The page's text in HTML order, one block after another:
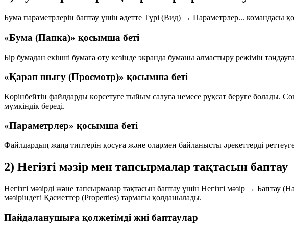
Бума параметрлерін баптау үшін әдетте Түрі (Вид) → Параметрлер... командасы
«Бума (Папка)» қосымша беті
Бір бумадан екінші бумаға өту кезінде экранда буманы алмастыру режімін
«Қарап шығу (Просмотр)» қосымша беті
Көрінбейтін файлдарды көрсетуге тыйым салуға немесе рұқсат беруге болады.
мүмкіндік береді.
«Параметрлер» қосымша беті
Файлдардың жаңа типтерін қосуға және олармен байланысты әрекеттерді
2) Негізгі мәзір мен тапсырмалар тақтасын баптау
Негізгі мәзірді және тапсырмалар тақтасын баптау үшін Негізгі мәзір → Баптау
мәзіріндегі Қасиеттер (Properties) тармағы қолданылады.
Пайдаланушыға қолжетімді жиі баптаулар